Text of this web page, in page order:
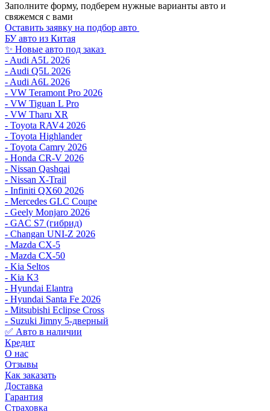
Заполните форму, подберем нужные варианты авто и
свяжемся с вами
Оставить заявку на подбор авто
БУ авто из Китая
✨ Новые авто под заказ
- Audi A5L 2026
- Audi Q5L 2026
- Audi A6L 2026
- VW Teramont Pro 2026
- VW Tiguan L Pro
- VW Tharu XR
- Toyota RAV4 2026
- Toyota Highlander
- Toyota Camry 2026
- Honda CR-V 2026
- Nissan Qashqai
- Nissan X-Trail
- Infiniti QX60 2026
- Mercedes GLC Coupe
- Geely Monjaro 2026
- GAC S7 (гибрид)
- Changan UNI-Z 2026
- Mazda CX-5
- Mazda CX-50
- Kia Seltos
- Kia K3
- Hyundai Elantra
- Hyundai Santa Fe 2026
- Mitsubishi Eclipse Cross
- Suzuki Jimny 5-дверный
✅ Авто в наличии
Кредит
О нас
Отзывы
Как заказать
Доставка
Гарантия
Страховка